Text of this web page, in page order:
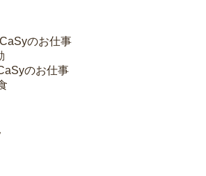
のお仕事
のお仕事